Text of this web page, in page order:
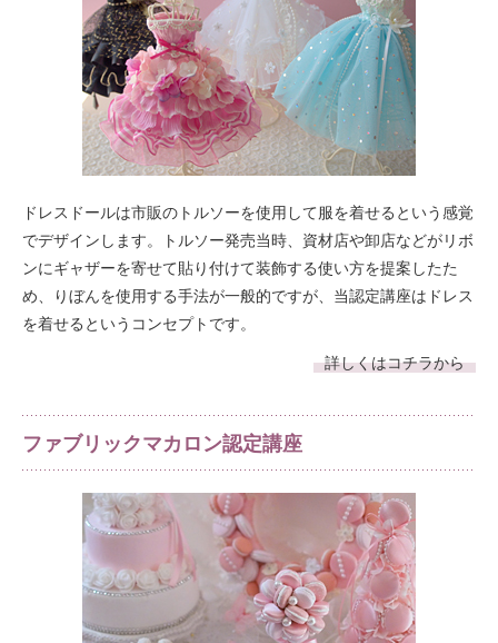
ドレスドールは市販のトルソーを使用して服を着せるという感覚
でデザインします。トルソー発売当時、資材店や卸店などがリボ
ンにギャザーを寄せて貼り付けて装飾する使い方を提案したた
め、りぼんを使用する手法が一般的ですが、当認定講座はドレス
を着せるというコンセプトです。
詳しくはコチラから
ファブリックマカロン認定講座